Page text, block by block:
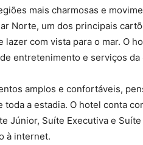
mais charmosas e
Norte, um dos principais
com vista para o mar. O
entretenimento e serviços da
amplos e confortáveis,
a estadia. O hotel conta
Júnior, Suíte Executiva e
à internet.